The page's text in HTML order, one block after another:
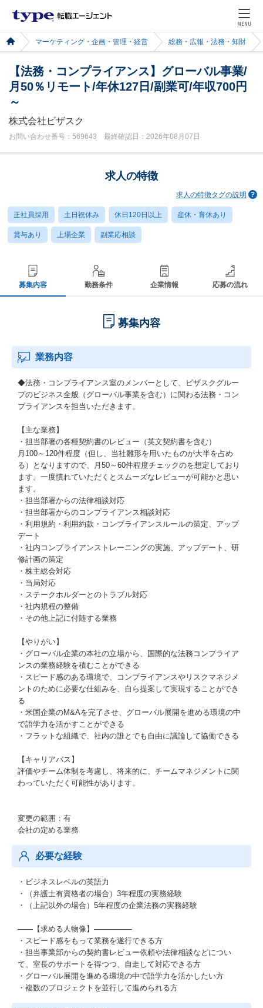
MENU
マーケティング・企画・管理・経営 総務・広報・法務・知財
【法務・コンプライアンス】グローバル事業/
月50％リモート/年休127日/副業可/年収700円
～
株式会社ビザスク
お問い合わせ番号：569643 最終確認日：2026年08月07日
求人の特徴
求人の特徴タグの説明
正社員採用 土日祝休み 休日120日以上 産休・育休あり
賞与あり 上場企業 副業応相談
募集内容 勤務条件 企業情報 応募の流れ
募集内容
業務内容
◆法務・コンプライアンス室のメンバーとして、ビザスクグルー
プのビジネス全般（グローバル事業を含む）に関わる法務・コン
プライアンスを担当いただきます。
【主な業務】
・担当部署の各種契約書のレビュー（英文契約書を含む）
月100～120件程度（但し、当社雛形を用いたものが大半を占め
る）となりますので、月50～60件程度チェックのを想定しており
ます。一度慣れていただくとスムーズなレビューが可能かと思い
ます。
・担当部署からの法律相談対応
・担当部署からのコンプライアンス相談対応
・利用規約・利用約款・コンプライアンスルールの策定、アップ
デート
・社内コンプライアンストレーニングの実施、アップデート、研
修計画の策定
・株主総会対応
・当局対応
・ステークホルダーとのトラブル対応
・社内規程の整備
・その他上記に付随する業務
【やりがい】
・グローバル企業の本社の立場から、国際的な法務コンプライア
ンスの業務経験を積むことができる
・スピード感のある環境で、コンプライアンスやリスクマネジメ
ントのために必要な仕組みを、自ら提案して実現することができ
る
・米国企業のM&Aを完了させ、グローバル展開を進める環境の中
で語学力を活かすことができる
・フラットな組織で、社内の誰とでも自由に議論して協働できる
【キャリアパス】
評価やチーム体制を考慮し、将来的に、チームマネジメントに関
わっていただく可能性があります。
変更の範囲：有
会社の定める業務
必要な経験
・ビジネスレベルの英語力
・（弁護士有資格者の場合）3年程度の実務経験
・（上記以外の場合）5年程度の企業法務の実務経験
――【求める人物像】―――――
・スピード感をもって業務を遂行できる方
・担当事業部からの契約書レビュー依頼や法律相談などについ
て、室長のサポートを得つつ、自走して対応できる方
・グローバル展開を進める環境の中で語学力を活かしたい方
・複数のプロジェクトを並行して進められる方